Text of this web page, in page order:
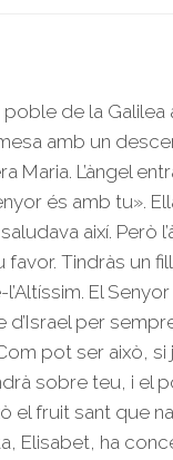
poble de la
amb un
L’àngel
és amb tu».
així. Però
Tindràs un
El
per
pot ser això, si
sobre teu, i el
el fruit sant que
Elisabet, ha